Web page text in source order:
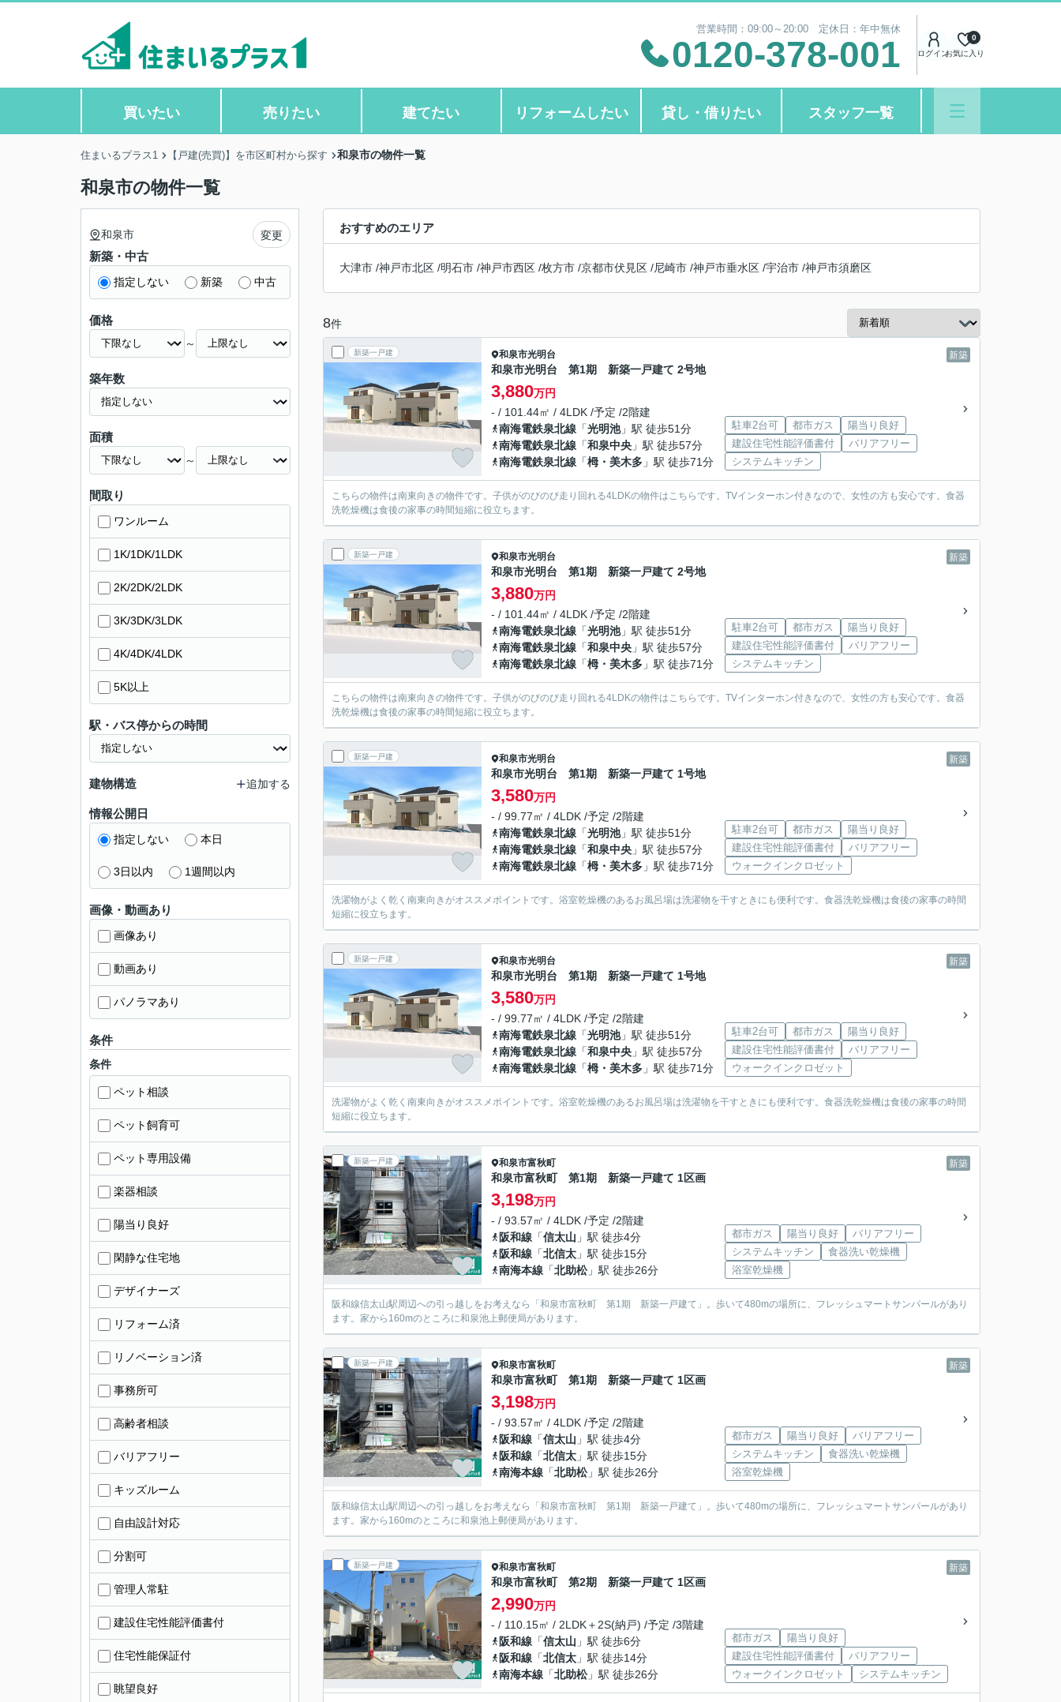
営業時間：09:00～20:00 定休日：年中無休
0120-378-001 ログインお気に入り
0
買いたい 売りたい 建てたい リフォームしたい 貸し・借りたい スタッフ一覧
住まいるプラス1 【戸建(売買)】を市区町村から探す 和泉市の物件一覧
和泉市の物件一覧
おすすめのエリア
大津市 /神戸市北区 /明石市 /神戸市西区 /枚方市 /京都市伏見区 /尼崎市 /神戸市垂水区 /宇治市 /神戸市須磨区
8件
新築一戸建 新築
和泉市光明台
和泉市光明台 第1期 新築一戸建て 2号地
3,880万円
- / 101.44㎡ / 4LDK /予定 /2階建
南海電鉄泉北線 「光明池」駅 徒歩51分
南海電鉄泉北線 「和泉中央 」駅 徒歩57分
南海電鉄泉北線 「栂・美木多 」駅 徒歩71分
駐車2台可 都市ガス
陽当り良好
建設住宅性能評価書付
バリアフリー
システムキッチン
こちらの物件は南東向きの物件です。子供がのびのび走り回れる4LDKの物件はこちらです。TVインターホン付きなので、女性の方も安心です。食器
洗乾燥機は食後の家事の時間短縮に役立ちます。
新築一戸建 新築
和泉市光明台
和泉市光明台 第1期 新築一戸建て 2号地
3,880万円
- / 101.44㎡ / 4LDK /予定 /2階建
南海電鉄泉北線 「光明池」駅 徒歩51分
南海電鉄泉北線 「和泉中央 」駅 徒歩57分
南海電鉄泉北線 「栂・美木多 」駅 徒歩71分
駐車2台可 都市ガス
陽当り良好
建設住宅性能評価書付
バリアフリー
システムキッチン
こちらの物件は南東向きの物件です。子供がのびのび走り回れる4LDKの物件はこちらです。TVインターホン付きなので、女性の方も安心です。食器
洗乾燥機は食後の家事の時間短縮に役立ちます。
新築一戸建 新築
和泉市光明台
和泉市光明台 第1期 新築一戸建て 1号地
3,580万円
- / 99.77㎡ / 4LDK /予定 /2階建
南海電鉄泉北線 「光明池」駅 徒歩51分
南海電鉄泉北線 「和泉中央 」駅 徒歩57分
南海電鉄泉北線 「栂・美木多 」駅 徒歩71分
駐車2台可 都市ガス
陽当り良好
建設住宅性能評価書付
バリアフリー
ウォークインクロゼット
洗濯物がよく乾く南東向きがオススメポイントです。浴室乾燥機のあるお風呂場は洗濯物を干すときにも便利です。食器洗乾燥機は食後の家事の時間
短縮に役立ちます。
新築一戸建 新築
和泉市光明台
和泉市光明台 第1期 新築一戸建て 1号地
3,580万円
- / 99.77㎡ / 4LDK /予定 /2階建
南海電鉄泉北線 「光明池」駅 徒歩51分
南海電鉄泉北線 「和泉中央 」駅 徒歩57分
南海電鉄泉北線 「栂・美木多 」駅 徒歩71分
駐車2台可 都市ガス
陽当り良好
建設住宅性能評価書付
バリアフリー
ウォークインクロゼット
洗濯物がよく乾く南東向きがオススメポイントです。浴室乾燥機のあるお風呂場は洗濯物を干すときにも便利です。食器洗乾燥機は食後の家事の時間
短縮に役立ちます。
新築一戸建 新築
和泉市富秋町
和泉市富秋町 第1期 新築一戸建て 1区画
3,198万円
- / 93.57㎡ / 4LDK /予定 /2階建
阪和線 「信太山 」駅 徒歩4分
阪和線 「北信太 」駅 徒歩15分
南海本線 「北助松」駅 徒歩26分
都市ガス 陽当り良好
バリアフリー
システムキッチン
食器洗い乾燥機
浴室乾燥機
阪和線信太山駅周辺への引っ越しをお考えなら「和泉市富秋町 第1期 新築一戸建て」。歩いて480mの場所に、フレッシュマートサンパールがあり
ます。家から160mのところに和泉池上郵便局があります。
新築一戸建 新築
和泉市富秋町
和泉市富秋町 第1期 新築一戸建て 1区画
3,198万円
- / 93.57㎡ / 4LDK /予定 /2階建
阪和線 「信太山 」駅 徒歩4分
阪和線 「北信太 」駅 徒歩15分
南海本線 「北助松」駅 徒歩26分
都市ガス 陽当り良好
バリアフリー
システムキッチン
食器洗い乾燥機
浴室乾燥機
阪和線信太山駅周辺への引っ越しをお考えなら「和泉市富秋町 第1期 新築一戸建て」。歩いて480mの場所に、フレッシュマートサンパールがあり
ます。家から160mのところに和泉池上郵便局があります。
新築一戸建 新築
和泉市富秋町
和泉市富秋町 第2期 新築一戸建て 1区画
2,990万円
- / 110.15㎡ / 2LDK＋2S(納戸) /予定 /3階建
阪和線 「信太山 」駅 徒歩6分
阪和線 「北信太 」駅 徒歩14分
南海本線 「北助松」駅 徒歩26分
都市ガス
陽当り良好
建設住宅性能評価書付
バリアフリー
ウォークインクロゼット
システムキッチン
和泉市 変更
新築・中古
指定しない 新築 中古
価格
～
築年数
面積
～
間取り
ワンルーム
1K/1DK/1LDK
2K/2DK/2LDK
3K/3DK/3LDK
4K/4DK/4LDK
5K以上
駅・バス停からの時間
建物構造 追加する
情報公開日
指定しない 本日
3日以内 1週間以内
画像・動画あり
画像あり
動画あり
パノラマあり
条件
条件
ペット相談
ペット飼育可
ペット専用設備
楽器相談
陽当り良好
閑静な住宅地
デザイナーズ
リフォーム済
リノベーション済
事務所可
高齢者相談
バリアフリー
キッズルーム
自由設計対応
分割可
管理人常駐
建設住宅性能評価書付
住宅性能保証付
眺望良好